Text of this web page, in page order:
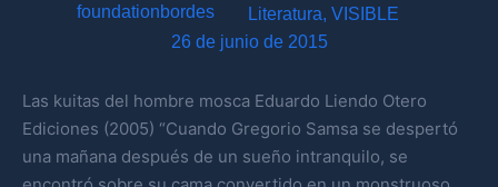
foundationbordes Literatura, VISIBLE
26 de junio de 2015
Las kuitas del hombre mosca Eduardo Liendo Otero
Ediciones (2005) “Cuando Gregorio Samsa se despertó
una mañana después de un sueño intranquilo, se